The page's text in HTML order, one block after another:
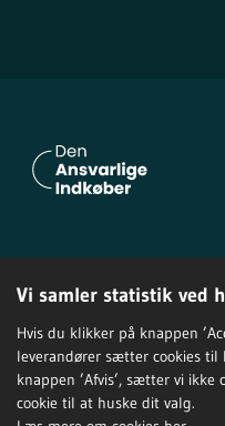
Vi samler statistik ved
Hvis du klikker på knappen
leverandører sætter cookies
knappen ’Afvis’, sætter vi
cookie til at huske dit valg.
Privatlivspolitik